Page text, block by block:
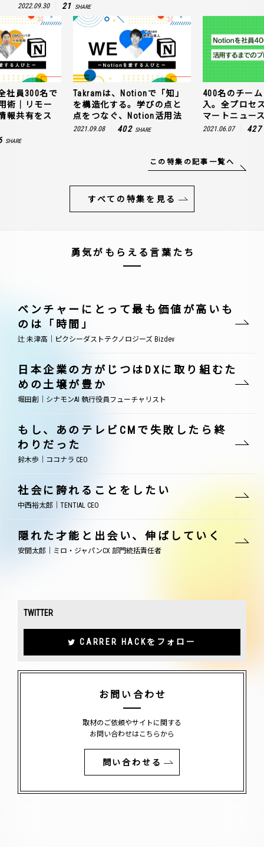
2022.09.30 21 SHARE
社員300名で
術｜リモー
報共有をス
SHARE
Takramは、Notionで「知」
を構造化する。学びの点と
点をつなぐ、Notion活用法
2021.09.08 402 SHARE
400名のチー
入。全プロセ
マートニュー
2021.06.07 427
この特集の記事一覧へ
すべての特集を見る
勇気がもらえる言葉たち
ベンチャーにとって最も価値が高いも
のは「時間」
辻 未津高｜ピクシーダストテクノロジーズ Bizdev
日本企業の方がじつはDXに取り組むた
めの土壌が豊か
堀田創｜シナモンAI 執行役員フューチャリスト
もし、あのテレビCMで失敗したら終
わりだった
鈴木歩｜ココナラ CEO
社会に誇れることをしたい
中西裕太郎｜TENTIAL CEO
隠れた才能と出会い、伸ばしていく
安間太郎｜ミロ・ジャパンCX 部門統括責任者
TWITTER
CARRER HACKをフォロー
お問い合わせ
取材のご依頼やサイトに関する
お問い合わせはこちらから
問い合わせる